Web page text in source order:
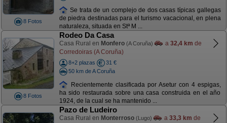
8 Fotos
Se trata de un complejo de dos casas típicas gallegas
de piedra destinadas para el turismo vacacional, en plena
naturaleza, situada en Stª M ...
8 Fotos
Rodeo Da Casa
Casa Rural en Monfero (A Coruña) a 32,4 km de
Corredoiras (A Coruña)
8+2 plazas
31 €
50 km de A Coruña
Recientemente clasificada por Asetur con 4 espigas,
ha sido restaurada sobre una casa construida en el año
1924, de la cual se ha mantenido ...
Pazo de Ludeiro
Casa Rural en Monterroso (Lugo) a 33,3 km de